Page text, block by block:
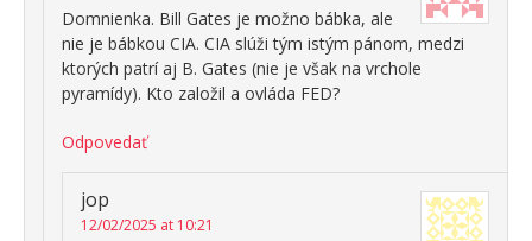
Domnienka. Bill Gates je možno bábka, ale
nie je bábkou CIA. CIA slúži tým istým pánom, medzi
ktorých patrí aj B. Gates (nie je však na vrchole
pyramídy). Kto založil a ovláda FED?
Odpovedať
jop
12/02/2025 at 10:21